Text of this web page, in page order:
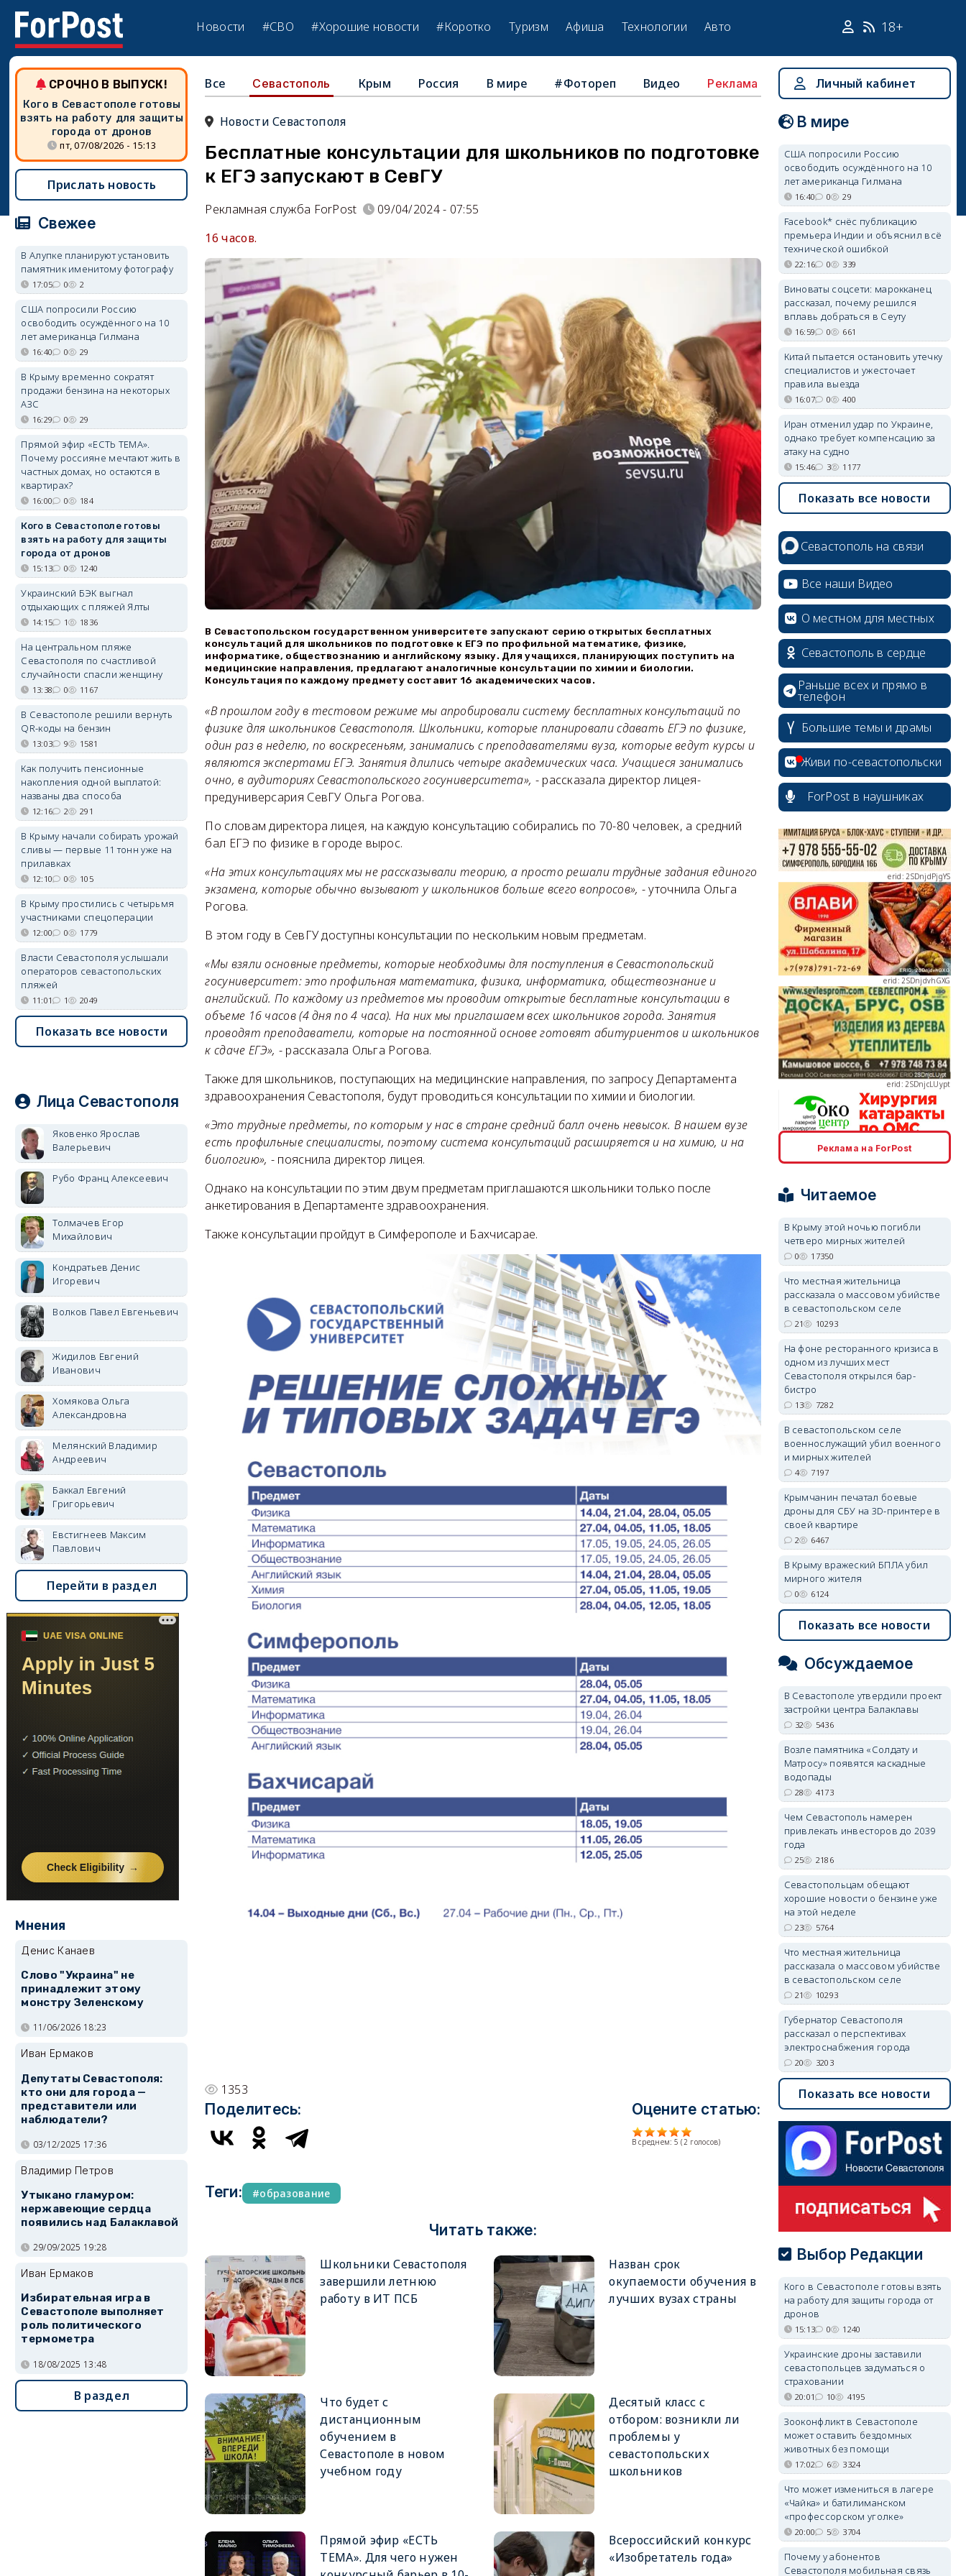
Новости #СВО #Хорошие новости #Коротко Туризм Афиша Технологии Авто 18+
Все Севастополь Крым Россия В мире #Фотореп Видео Реклама
Новости Севастополя
Бесплатные консультации для школьников по подготовке
к ЕГЭ запускают в СевГУ
Рекламная служба ForPost
09/04/2024 - 07:55
16 часов.
В Севастопольском государственном университете запускают серию открытых бесплатных
консультаций для школьников по подготовке к ЕГЭ по профильной математике, физике,
информатике, обществознанию и английскому языку. Для учащихся, планирующих поступить на
медицинские направления, предлагают аналогичные консультации по химии и биологии.
Консультация по каждому предмету составит 16 академических часов.
«В прошлом году в тестовом режиме мы апробировали систему бесплатных консультаций по
физике для школьников Севастополя. Школьники, которые планировали сдавать ЕГЭ по физике,
один раз в неделю, по воскресеньям, занимались с преподавателями вуза, которые ведут курсы и
являются экспертами ЕГЭ. Занятия длились четыре академических часа. Учащиеся занимались
очно, в аудиториях Севастопольского госуниверситета», - рассказала директор лицея-
предуниверсария СевГУ Ольга Рогова.
По словам директора лицея, на каждую консультацию собирались по 70-80 человек, а средний
бал ЕГЭ по физике в городе вырос.
«На этих консультациях мы не рассказывали теорию, а просто решали трудные задания единого
экзамена, которые обычно вызывают у школьников больше всего вопросов», - уточнила Ольга
Рогова.
В этом году в СевГУ доступны консультации по нескольким новым предметам.
«Мы взяли основные предметы, которые необходимы для поступления в Севастопольский
госуниверситет: это профильная математика, физика, информатика, обществознание и
английский. По каждому из предметов мы проводим открытые бесплатные консультации в
объеме 16 часов (4 дня по 4 часа). На них мы приглашаем всех школьников города. Занятия
проводят преподаватели, которые на постоянной основе готовят абитуриентов и школьников
к сдаче ЕГЭ», - рассказала Ольга Рогова.
Также для школьников, поступающих на медицинские направления, по запросу Департамента
здравоохранения Севастополя, будут проводиться консультации по химии и биологии.
«Это трудные предметы, по которым у нас в стране средний балл очень невысок. В нашем вузе
есть профильные специалисты, поэтому система консультаций расширяется и на химию, и на
биологию», - пояснила директор лицея.
Однако на консультации по этим двум предметам приглашаются школьники только после
анкетирования в Департаменте здравоохранения.
Также консультации пройдут в Симферополе и Бахчисарае.
1353
Поделитесь: Оцените статью:
В среднем: 5 (2 голосов)
Теги: образование
Читать также:
Школьники Севастополя
завершили летнюю
работу в ИТ ПСБ
Назван срок
окупаемости обучения в
лучших вузах страны
Что будет с
дистанционным
обучением в
Севастополе в новом
учебном году
Десятый класс с
отбором: возникли ли
проблемы у
севастопольских
школьников
Прямой эфир «ЕСТЬ
ТЕМА». Для чего нужен
Всероссийский конкурс
«Изобретатель года»
СРОЧНО В ВЫПУСК!
Кого в Севастополе готовы
взять на работу для защиты
города от дронов
пт, 07/08/2026 - 15:13
Прислать новость
Свежее
В Алупке планируют установить
памятник именитому фотографу
17:05 0 2
США попросили Россию
освободить осуждённого на 10
лет американца Гилмана
16:40 0 29
В Крыму временно сократят
продажи бензина на некоторых
АЗС
16:29 0 29
Прямой эфир «ЕСТЬ ТЕМА».
Почему россияне мечтают жить в
частных домах, но остаются в
квартирах?
16:00 0 184
Кого в Севастополе готовы
взять на работу для защиты
города от дронов
15:13 0 1240
Украинский БЭК выгнал
отдыхающих с пляжей Ялты
14:15 1 1836
На центральном пляже
Севастополя по счастливой
случайности спасли женщину
13:38 0 1167
В Севастополе решили вернуть
QR-коды на бензин
13:03 9 1581
Как получить пенсионные
накопления одной выплатой:
названы два способа
12:16 2 291
В Крыму начали собирать урожай
сливы — первые 11 тонн уже на
прилавках
12:10 0 105
В Крыму простились с четырьмя
участниками спецоперации
12:00 0 1779
Власти Севастополя услышали
операторов севастопольских
пляжей
11:01 1 2049
Показать все новости
Лица Севастополя
Яковенко Ярослав
Валерьевич
Рубо Франц Алексеевич
Толмачев Егор
Михайлович
Кондратьев Денис
Игоревич
Волков Павел Евгеньевич
Жидилов Евгений
Иванович
Хомякова Ольга
Александровна
Мелянский Владимир
Андреевич
Баккал Евгений
Григорьевич
Евстигнеев Максим
Павлович
Перейти в раздел
Мнения
Денис Канаев
Слово "Украина" не
принадлежит этому
монстру Зеленскому
11/06/2026 18:23
Иван Ермаков
Депутаты Севастополя:
кто они для города —
представители или
наблюдатели?
03/12/2025 17:36
Владимир Петров
Утыкано гламуром:
нержавеющие сердца
появились над Балаклавой
29/09/2025 19:28
Иван Ермаков
Избирательная игра в
Севастополе выполняет
роль политического
термометра
18/08/2025 13:48
В раздел
Личный кабинет
В мире
США попросили Россию
освободить осуждённого на 10
лет американца Гилмана
16:40 0 29
Facebook* снёс публикацию
премьера Индии и объяснил всё
технической ошибкой
22:16 0 339
Виноваты соцсети: марокканец
рассказал, почему решился
вплавь добраться в Сеуту
16:59 0 661
Китай пытается остановить утечку
специалистов и ужесточает
правила выезда
16:07 0 400
Иран отменил удар по Украине,
однако требует компенсацию за
атаку на судно
15:46 3 1177
Показать все новости
Севастополь на связи
Все наши Видео
О местном для местных
Севастополь в сердце
Раньше всех и прямо в
телефон
Большие темы и драмы
Живи по-севастопольски
ForPost в наушниках
erid: 2SDnjcrDNw6
erid: 2SDnjdPjgYS
erid: 2SDnjdvhGXG
erid: 2SDnjcLUypt
erid: 2SDnjcrDNw6
erid: 2SDnjdvhGXG
Реклама на ForPost
Читаемое
В Крыму этой ночью погибли
четверо мирных жителей
0 17350
Что местная жительница
рассказала о массовом убийстве
в севастопольском селе
21 10293
На фоне ресторанного кризиса в
одном из лучших мест
Севастополя открылся бар-
бистро
13 7282
В севастопольском селе
военнослужащий убил военного
и мирных жителей
4 7197
Крымчанин печатал боевые
дроны для СБУ на 3D-принтере в
своей квартире
2 6467
В Крыму вражеский БПЛА убил
мирного жителя
0 6124
Показать все новости
Обсуждаемое
В Севастополе утвердили проект
застройки центра Балаклавы
32 5436
Возле памятника «Солдату и
Матросу» появятся каскадные
водопады
28 4173
Чем Севастополь намерен
привлекать инвесторов до 2039
года
25 2186
Севастопольцам обещают
хорошие новости о бензине уже
на этой неделе
23 5764
Что местная жительница
рассказала о массовом убийстве
в севастопольском селе
21 10293
Губернатор Севастополя
рассказал о перспективах
электроснабжения города
20 3203
Показать все новости
Выбор Редакции
Кого в Севастополе готовы взять
на работу для защиты города от
дронов
15:13 0 1240
Украинские дроны заставили
севастопольцев задуматься о
страховании
20:01 10 4195
Зооконфликт в Севастополе
может оставить бездомных
животных без помощи
17:02 6 3324
Что может измениться в лагере
«Чайка» и батилиманском
«профессорском уголке»
20:00 5 3704
Почему у абонентов
Севастополя мобильная связь